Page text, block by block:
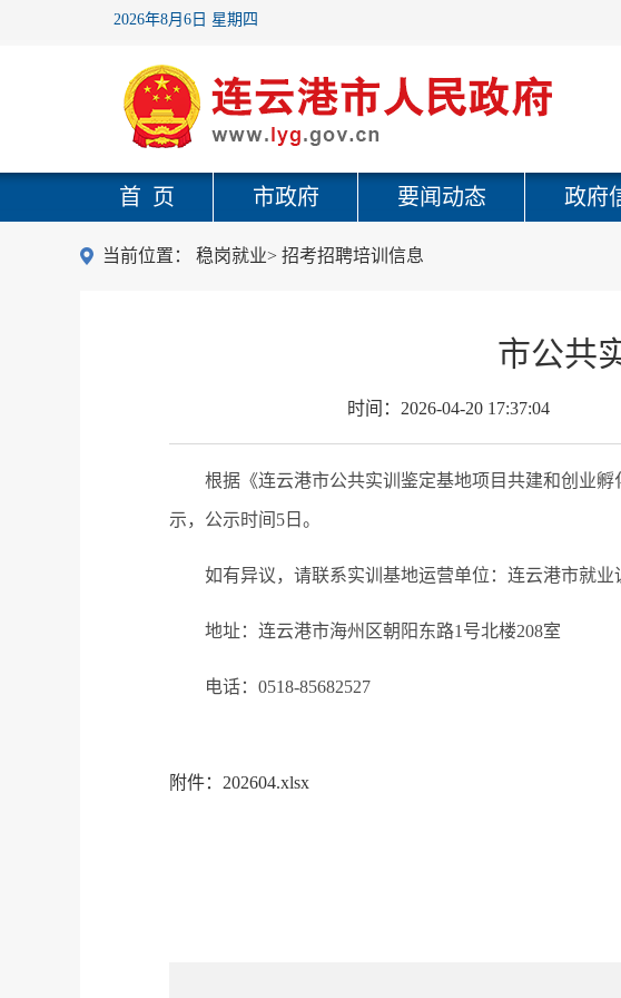
2026年8月6日 星期四
首 页 市政府 要闻动态 政府
当前位置： 稳岗就业> 招考招聘培训信息
市公共
时间： 2026-04-20 17:37:04
根据《连云港市公共实训鉴定基地项目共建和创业
示，公示时间5日。
如有异议，请联系实训基地运营单位：连云港市就业
地址：连云港市海州区朝阳东路1号北楼208室
电话：0518-85682527
附件：202604.xlsx